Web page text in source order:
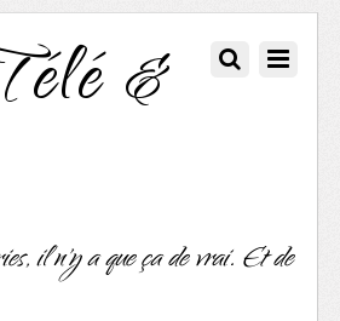
&
il n'y a que ça de vrai. Et de